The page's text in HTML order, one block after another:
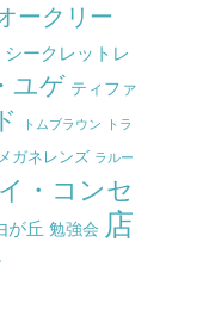
ークリー
シークレットレ
ユゲ ティファ
トムブラウン トラ
メガネレンズ ラルー
・コンセ
が丘 勉強会 店